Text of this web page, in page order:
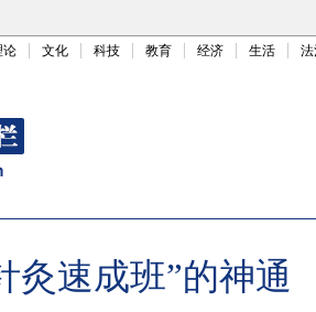
论 文化 科技 教育 经济 生活
灸速成班”的神通